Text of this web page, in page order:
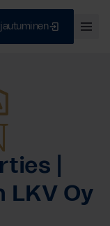
|
LKV Oy